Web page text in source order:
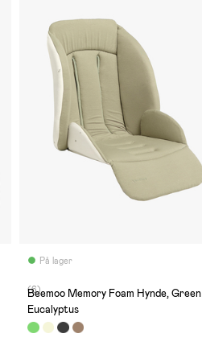
På lager
(6)
Beemoo Memory Foam Hynde, Green
Eucalyptus